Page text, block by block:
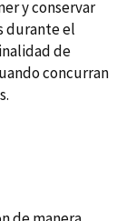
y conservar
durante el
de
concurran